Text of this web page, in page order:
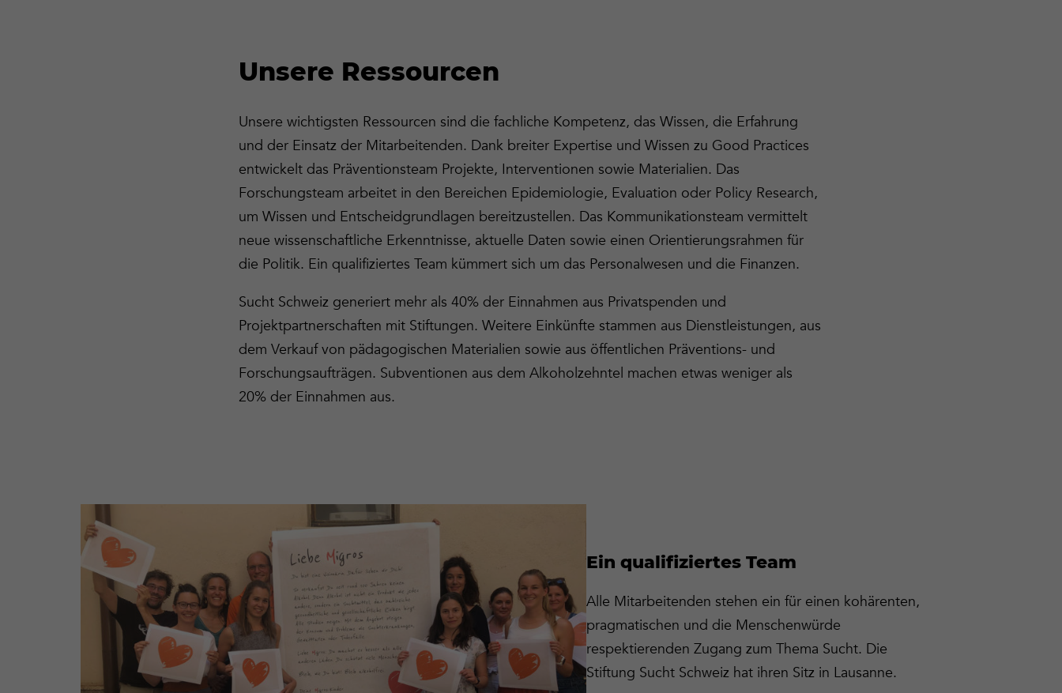
Unsere Ressourcen
Unsere wichtigsten Ressourcen sind die fachliche Kompetenz, das Wissen, die Erfahrung
und der Einsatz der Mitarbeitenden. Dank breiter Expertise und Wissen zu Good Practices
entwickelt das Präventionsteam Projekte, Interventionen sowie Materialien. Das
Forschungsteam arbeitet in den Bereichen Epidemiologie, Evaluation oder Policy Research,
um Wissen und Entscheidgrundlagen bereitzustellen. Das Kommunikationsteam vermittelt
neue wissenschaftliche Erkenntnisse, aktuelle Daten sowie einen Orientierungsrahmen für
die Politik. Ein qualifiziertes Team kümmert sich um das Personalwesen und die Finanzen.
Sucht Schweiz generiert mehr als 40% der Einnahmen aus Privatspenden und
Projektpartnerschaften mit Stiftungen. Weitere Einkünfte stammen aus Dienstleistungen, aus
dem Verkauf von pädagogischen Materialien sowie aus öffentlichen Präventions- und
Forschungsaufträgen. Subventionen aus dem Alkoholzehntel machen etwas weniger als
20% der Einnahmen aus.
Team
Ein qualifiziertes Team
Alle Mitarbeitenden stehen ein für einen kohärenten,
pragmatischen und die Menschenwürde
respektierenden Zugang zum Thema Sucht. Die
Stiftung Sucht Schweiz hat ihren Sitz in Lausanne.